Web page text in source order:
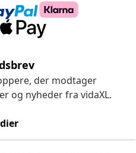
der modtager
og nyheder fra vidaXL.